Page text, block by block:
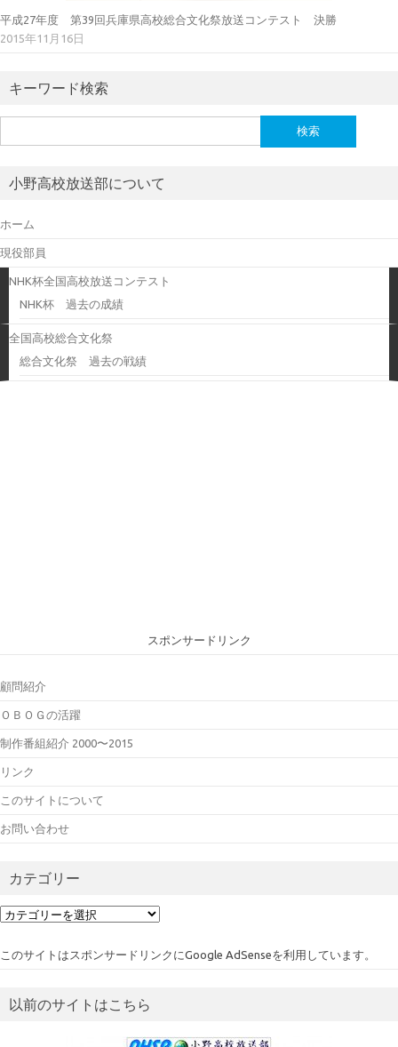
平成27年度 第39回兵庫県高校総合文化祭放送コンテスト 決勝
2015年11月16日
キーワード検索
索:
小野高校放送部について
ホーム
現役部員
NHK杯全国高校放送コンテスト
NHK杯 過去の成績
全国高校総合文化祭
総合文化祭 過去の戦績
スポンサードリンク
顧問紹介
ＯＢＯＧの活躍
制作番組紹介 2000〜2015
リンク
このサイトについて
お問い合わせ
カテゴリー
カ
リ
このサイトはスポンサードリンクにGoogle AdSenseを利用しています。
以前のサイトはこちら